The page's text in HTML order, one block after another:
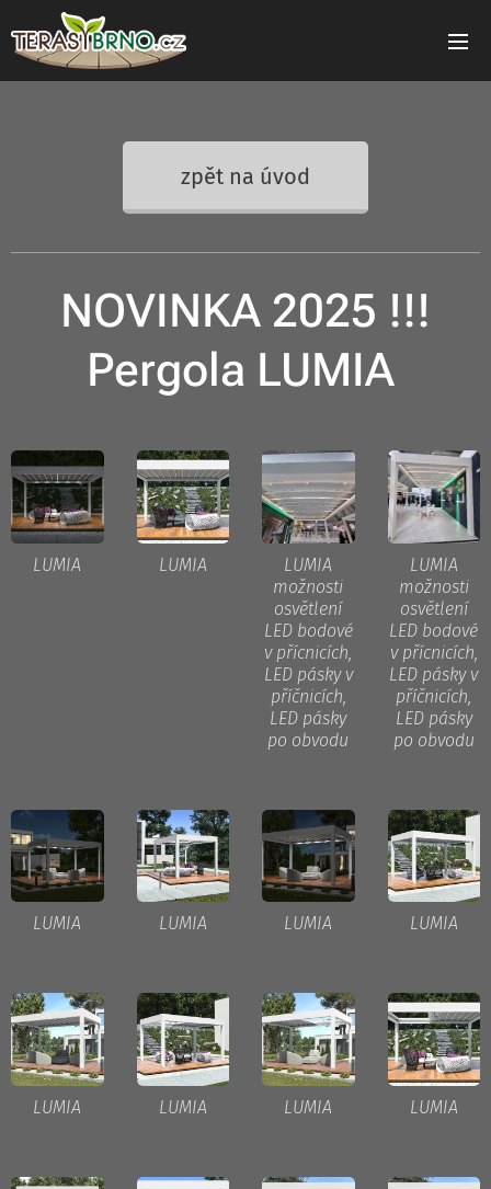
zpět na úvod
NOVINKA 2025 !!!
Pergola LUMIA
LUMIA LUMIA
LUMIA
možnosti
osvětlení
LED bodové
v přícnicích,
LED pásky v
příčnicích,
LED pásky
po obvodu
LUMIA
možnosti
osvětlení
LED bodové
v přícnicích,
LED pásky v
příčnicích,
LED pásky
po obvodu
LUMIA LUMIA LUMIA LUMIA
LUMIA LUMIA LUMIA LUMIA